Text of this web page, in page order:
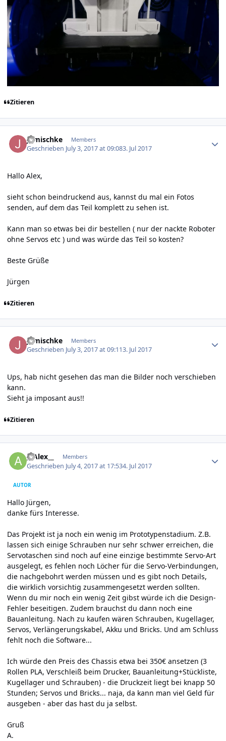
Zitieren
jgmischke Members
Geschrieben July 3, 2017 at 09:083. Jul 2017
Hallo Alex,
sieht schon beindruckend aus, kannst du mal ein Fotos
senden, auf dem das Teil komplett zu sehen ist.
Kann man so etwas bei dir bestellen ( nur der nackte Roboter
ohne Servos etc ) und was würde das Teil so kosten?
Beste Grüße
Jürgen
Zitieren
jgmischke Members
Geschrieben July 3, 2017 at 09:113. Jul 2017
Ups, hab nicht gesehen das man die Bilder noch verschieben
kann.
Sieht ja imposant aus!!
Zitieren
__Alex__ Members
Geschrieben July 4, 2017 at 17:534. Jul 2017
AUTOR
Hallo Jürgen,
danke fürs Interesse.
Das Projekt ist ja noch ein wenig im Prototypenstadium. Z.B.
lassen sich einige Schrauben nur sehr schwer erreichen, die
Servotaschen sind noch auf eine einzige bestimmte Servo-Art
ausgelegt, es fehlen noch Löcher für die Servo-Verbindungen,
die nachgebohrt werden müssen und es gibt noch Details,
die wirklich vorsichtig zusammengesetzt werden sollten.
Wenn du mir noch ein wenig Zeit gibst würde ich die Design-
Fehler beseitigen. Zudem brauchst du dann noch eine
Bauanleitung. Nach zu kaufen wären Schrauben, Kugellager,
Servos, Verlängerungskabel, Akku und Bricks. Und am Schluss
fehlt noch die Software...
Ich würde den Preis des Chassis etwa bei 350€ ansetzen (3
Rollen PLA, Verschleiß beim Drucker, Bauanleitung+Stückliste,
Kugellager und Schrauben) - die Druckzeit liegt bei knapp 50
Stunden; Servos und Bricks... naja, da kann man viel Geld für
ausgeben - aber das hast du ja selbst.
Gruß
A.